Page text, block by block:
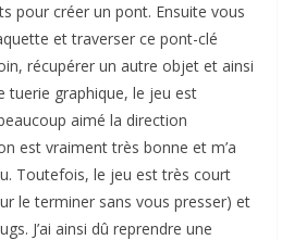
pour créer un pont. Ensuite vous
et traverser ce pont-clé
récupérer un autre objet et ainsi
tuerie graphique, le jeu est
aimé la direction
est vraiment très bonne et m’a
Toutefois, le jeu est très court
le terminer sans vous presser) et
J’ai ainsi dû reprendre une